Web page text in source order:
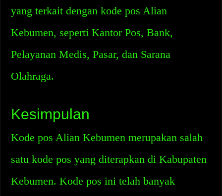
yang terkait dengan kode pos Alian
Kebumen, seperti Kantor Pos, Bank,
Pelayanan Medis, Pasar, dan Sarana
Olahraga.
Kesimpulan
Kode pos Alian Kebumen merupakan salah
satu kode pos yang diterapkan di Kabupaten
Kebumen. Kode pos ini telah banyak